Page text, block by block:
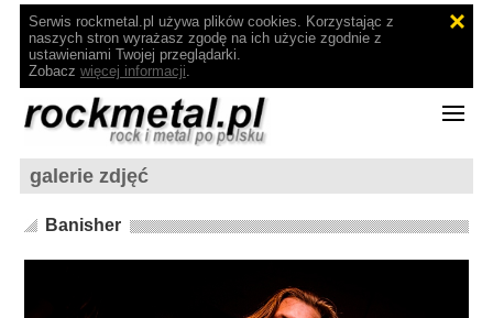
Serwis rockmetal.pl używa plików cookies. Korzystając z
naszych stron wyrażasz zgodę na ich użycie zgodnie z
ustawieniami Twojej przeglądarki.
Zobacz więcej informacji.
galerie zdjęć
Banisher